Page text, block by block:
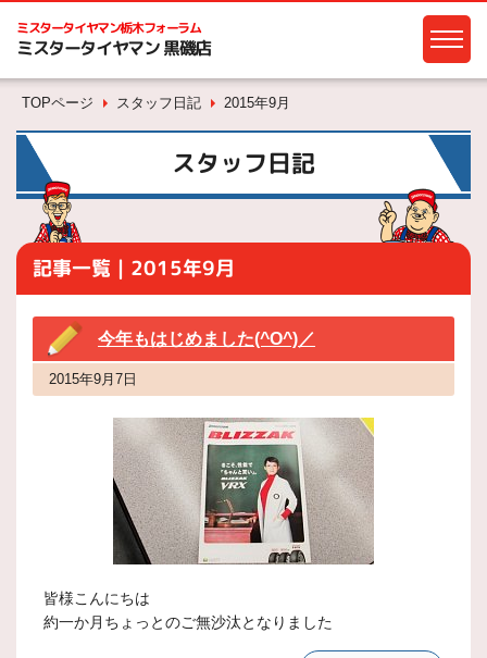
ミスタータイヤマン栃木フォーラム
ミスタータイヤマン 黒磯店
TOPページ スタッフ日記 2015年9月
スタッフ日記
記事一覧｜2015年9月
今年もはじめました(^O^)／
2015年9月7日
皆様こんにちは
約一か月ちょっとのご無沙汰となりました